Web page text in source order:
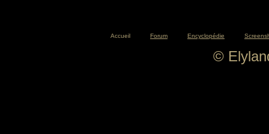
Accueil Forum Encyclopédie
©